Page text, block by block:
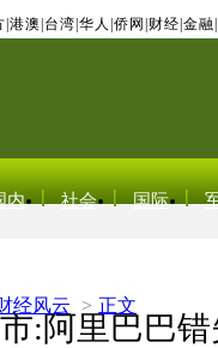
港澳 台湾 华人 侨网 财经 金融
内 社会 国际
经风云 > 正文
:阿里巴巴